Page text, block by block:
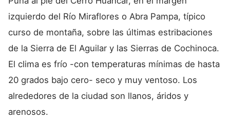
izquierdo del Río Miraflores o Abra Pampa, típico
curso de montaña, sobre las últimas estribaciones
de la Sierra de El Aguilar y las Sierras de Cochinoca.
El clima es frío -con temperaturas mínimas de hasta
20 grados bajo cero- seco y muy ventoso. Los
alrededores de la ciudad son llanos, áridos y
arenosos.